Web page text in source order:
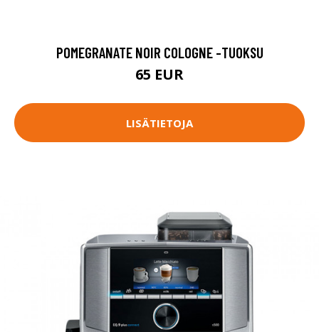
POMEGRANATE NOIR COLOGNE -TUOKSU
65 EUR
LISÄTIETOJA